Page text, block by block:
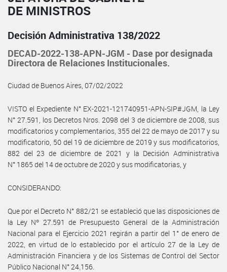
DE MINISTROS
Decisión Administrativa 138/2022
DECAD-2022-138-APN-JGM - Dase por designada
Directora de Relaciones Institucionales.
Ciudad de Buenos Aires, 07/02/2022
VISTO el Expediente N° EX-2021-121740951-APN-SIP#JGM, la Ley
N° 27.591, los Decretos Nros. 2098 del 3 de diciembre de 2008, sus
modificatorios y complementarios, 355 del 22 de mayo de 2017 y su
modificatorio, 50 del 19 de diciembre de 2019 y sus modificatorios,
882 del 23 de diciembre de 2021 y la Decisión Administrativa
N° 1865 del 14 de octubre de 2020 y sus modificatorias, y
CONSIDERANDO:
Que por el Decreto N° 882/21 se estableció que las disposiciones de
la Ley Nº 27.591 de Presupuesto General de la Administración
Nacional para el Ejercicio 2021 regirán a partir del 1° de enero de
2022, en virtud de lo establecido por el artículo 27 de la Ley de
Administración Financiera y de los Sistemas de Control del Sector
Público Nacional N° 24.156.